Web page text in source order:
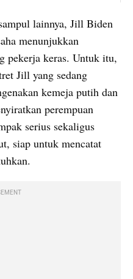
lainnya, Jill Biden
menunjukkan
pekerja keras. Untuk itu,
Jill yang sedang
kemeja putih dan
perempuan
serius sekaligus
siap untuk mencatat